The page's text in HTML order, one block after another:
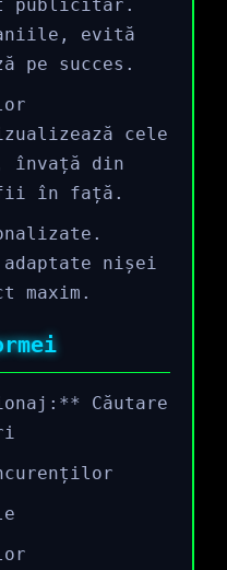
publicitar.
evită
pe succes.
cele
învață din
fii în față.
nișei
maxim.
Căutare